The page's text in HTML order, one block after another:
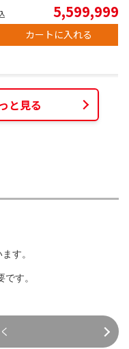
5,599,999
カートに入れる
と見る
す。
です。